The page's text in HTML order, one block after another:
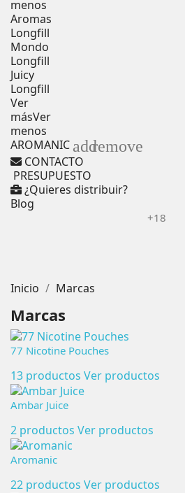
menos
Aromas
Longfill
Mondo
Longfill
Juicy
Longfill
Ver
másVer
menos
AROMANIC addremove
CONTACTO
PRESUPUESTO
¿Quieres distribuir?
Blog
+18
Inicio Marcas
Marcas
77 Nicotine Pouches
13 productos Ver productos
Ambar Juice
2 productos Ver productos
Aromanic
22 productos Ver productos